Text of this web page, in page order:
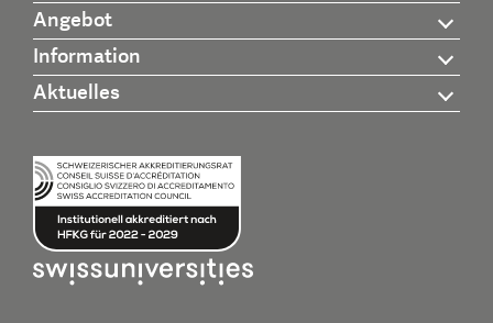
Angebot
Information
Aktuelles